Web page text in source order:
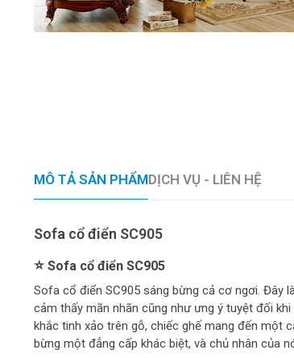
MÔ TẢ SẢN PHẨMDỊCH VỤ - LIÊN HỆ
Sofa cổ điển SC905
⭐ Sofa cổ điển SC905
Sofa cổ điển SC905 sáng bừng cả cơ ngơi. Đây
cảm thấy mãn nhãn cũng như ưng ý tuyệt đối
khắc tinh xảo trên gỗ, chiếc ghế mang đến một
bừng một đẳng cấp khác biệt, và chủ nhân của